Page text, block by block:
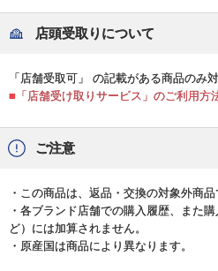
店頭受取りについて
「店舗受取可」 の記載がある商品のみ対
■「店舗受け取りサービス」のご利用方
ご注意
・この商品は、返品・交換の対象外商品
・各ブランド店舗での購入履歴、また
ど）には加算されません。
・原産国は商品により異なります。